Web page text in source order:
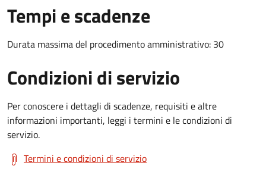
Tempi e scadenze
Durata massima del procedimento amministrativo: 30
Condizioni di servizio
Per conoscere i dettagli di scadenze, requisiti e altre
informazioni importanti, leggi i termini e le condizioni di
servizio.
Termini e condizioni di servizio